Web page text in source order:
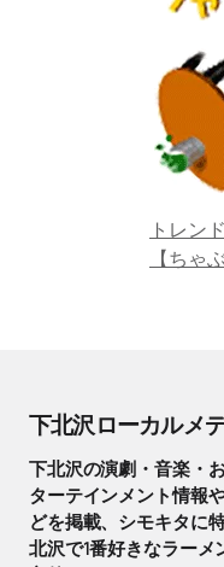
トレン
【ちゃ
下北沢ローカルメ
下北沢の演劇・音楽・
ターテインメント情報
どを掲載、シモキタに
北沢で1番好きなラー